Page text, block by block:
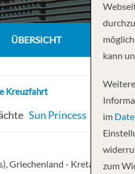
ÜBERSICHT
Kreuzfahrt
Sun Princess
Griechenland - Kreta
kann
im
zum